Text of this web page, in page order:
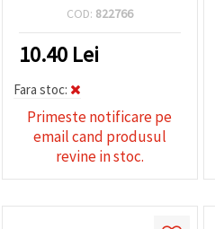
COD: 822766
10.40 Lei
Fara stoc:
Primeste notificare pe
email cand produsul
revine in stoc.